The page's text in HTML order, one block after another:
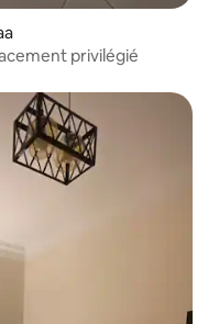
privilégié